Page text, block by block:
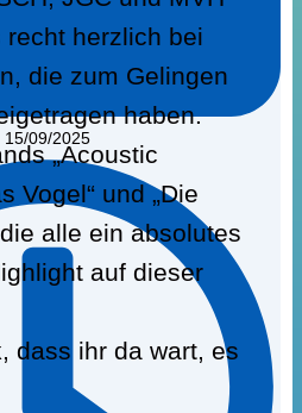
15/09/2025
herzlich bei
die zum Gelingen
haben.
„Acoustic
Vogel“ und „Die
alle ein absolutes
auf dieser
dass ihr da wart, es